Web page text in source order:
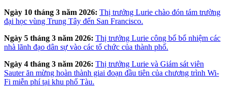
Ngày 10 tháng 3 năm 2026: Thị trưởng Lurie chào đón tám trường
đại học vùng Trung Tây đến San Francisco.
Ngày 5 tháng 3 năm 2026: Thị trưởng Lurie công bố bổ nhiệm các
nhà lãnh đạo dân sự vào các tổ chức của thành phố.
Ngày 4 tháng 3 năm 2026: Thị trưởng Lurie và Giám sát viên
Sauter ăn mừng hoàn thành giai đoạn đầu tiên của chương trình Wi-
Fi miễn phí tại khu phố Tàu.